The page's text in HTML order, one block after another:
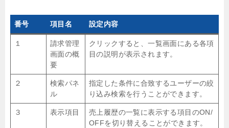
番号 項目名 設定内容
１
請求管理
画面の概
要
クリックすると、一覧画面にある各項
目の説明が表示されます。
２
検索パネ
ル
指定した条件に合致するユーザーの絞
り込み検索を行うことができます。
３ 表示項目
売上履歴の一覧に表示する項目のON/
OFFを切り替えることができます。